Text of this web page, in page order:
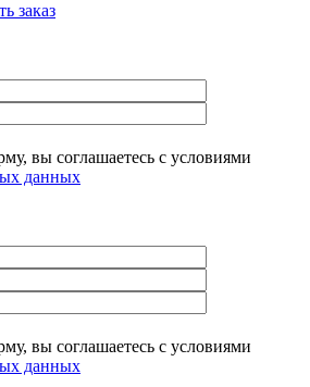
заказ
вы соглашаетесь с условиями
данных
вы соглашаетесь с условиями
данных